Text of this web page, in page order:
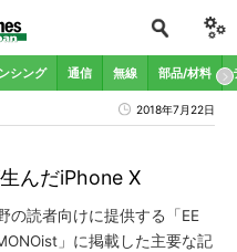
シング 通信 無線 部品/材料
2018年7月22日
んだiPhone X
の読者向けに提供する「EE
」に掲載した主要な記